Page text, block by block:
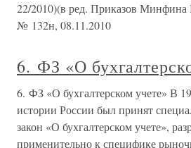
22/2010)(в ред. Приказов Минфина
№ 132н, 08.11.2010
6. ФЗ «О
6. ФЗ «О бухгалтерском учете» В
истории России был принят
закон «О бухгалтерском учете»,
применительно к специфике